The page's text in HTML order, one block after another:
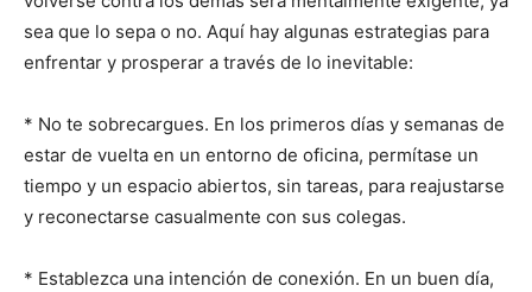
sea que lo sepa o no. Aquí hay algunas estrategias para
enfrentar y prosperar a través de lo inevitable:
* No te sobrecargues. En los primeros días y semanas de
estar de vuelta en un entorno de oficina, permítase un
tiempo y un espacio abiertos, sin tareas, para reajustarse
y reconectarse casualmente con sus colegas.
* Establezca una intención de conexión. En un buen día,